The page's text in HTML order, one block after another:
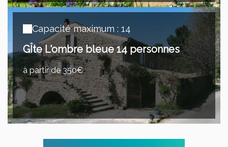
Capacité maximum : 14
GÎte L'ombre bleue 14 personnes
à partir de 350€